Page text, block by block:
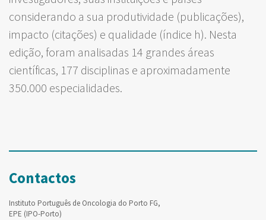
considerando a sua produtividade (publicações),
impacto (citações) e qualidade (índice h). Nesta
edição, foram analisadas 14 grandes áreas
científicas, 177 disciplinas e aproximadamente
350.000 especialidades.
Contactos
Instituto Português de Oncologia do Porto FG,
EPE (IPO-Porto)